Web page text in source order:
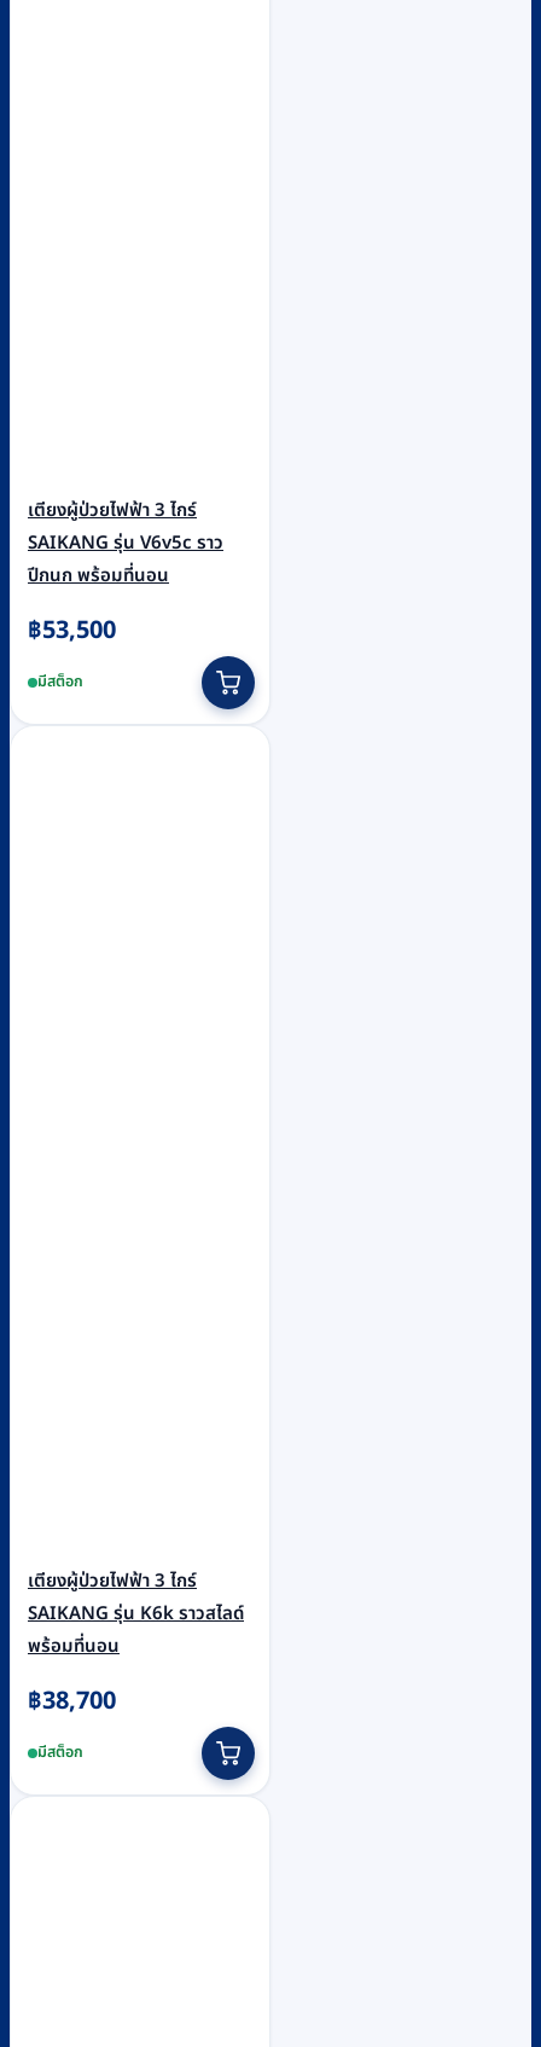
เตียงผู้ป่วยไฟฟ้า 3 ไกร์
SAIKANG รุ่น V6v5c ราว
ปีกนก พร้อมที่นอน
฿53,500
มีสต็อก
เตียงผู้ป่วยไฟฟ้า 3 ไกร์
SAIKANG รุ่น K6k ราวสไลด์
พร้อมที่นอน
฿38,700
มีสต็อก